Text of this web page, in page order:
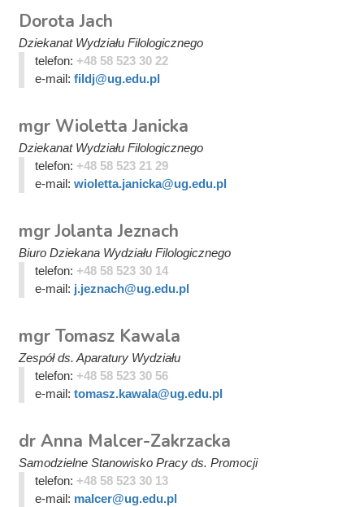
Dorota Jach
Dziekanat Wydziału Filologicznego
telefon: +48 58 523 30 22
e-mail: fildj@ug.edu.pl
mgr Wioletta Janicka
Dziekanat Wydziału Filologicznego
telefon: +48 58 523 21 29
e-mail: wioletta.janicka@ug.edu.pl
mgr Jolanta Jeznach
Biuro Dziekana Wydziału Filologicznego
telefon: +48 58 523 30 14
e-mail: j.jeznach@ug.edu.pl
mgr Tomasz Kawala
Zespół ds. Aparatury Wydziału
telefon: +48 58 523 30 56
e-mail: tomasz.kawala@ug.edu.pl
dr Anna Malcer-Zakrzacka
Samodzielne Stanowisko Pracy ds. Promocji
telefon: +48 58 523 30 13
e-mail: malcer@ug.edu.pl